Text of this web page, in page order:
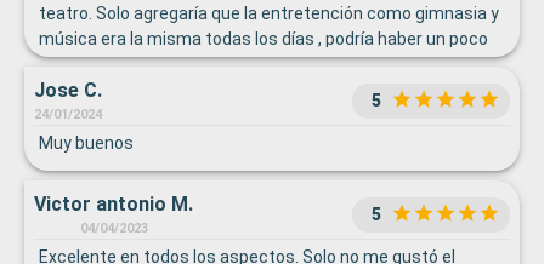
teatro. Solo agregaría que la entretención como gimnasia y
música era la misma todas los días , podría haber un poco
de variedad ya que al final te sabes todo de memoria
Jose C.
24/01/2024
5
Muy buenos
Victor antonio M.
04/04/2023
5
Excelente en todos los aspectos. Solo no me gustó el